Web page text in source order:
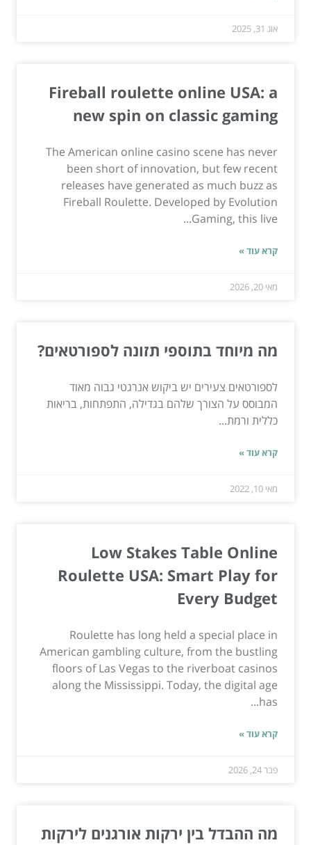
אוג 31, 2025
Fireball roulette online USA: a
new spin on classic gaming
The American online casino scene has never
been short of innovation, but few recent
releases have generated as much buzz as
Fireball Roulette. Developed by Evolution
Gaming, this live...
קרא עוד »
מאי 20, 2026
מה מיוחד בתוספי תזונה לספורטאים?
לספורטאים צעירים יש ביקוש אנרגטי גבוה מאוד
המבוסס על הצורך שלהם בגדילה, התפתחות, בריאות
כללית ורמת...
קרא עוד »
מאי 10, 2022
Low Stakes Table Online
Roulette USA: Smart Play for
Every Budget
Roulette has long held a special place in
American gambling culture, from the bustling
floors of Las Vegas to the riverboat casinos
along the Mississippi. Today, the digital age
has...
קרא עוד »
פבר 24, 2026
מה ההבדל בין ירקות אורגנים לירקות